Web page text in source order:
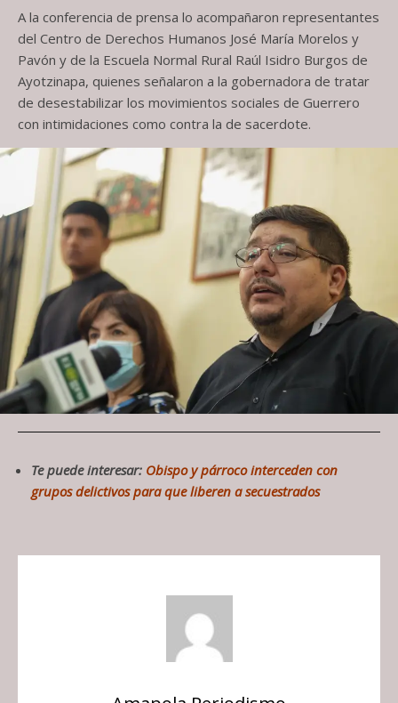
A la conferencia de prensa lo acompañaron representantes
del Centro de Derechos Humanos José María Morelos y
Pavón y de la Escuela Normal Rural Raúl Isidro Burgos de
Ayotzinapa, quienes señalaron a la gobernadora de tratar
de desestabilizar los movimientos sociales de Guerrero
con intimidaciones como contra la de sacerdote.
Te puede interesar: Obispo y párroco interceden con
grupos delictivos para que liberen a secuestrados